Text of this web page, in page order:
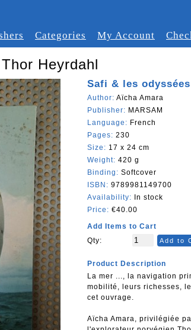
Categories My Account
Heyrdahl
Safi & les
Author: Aïcha Amara
Publisher: MARSAM
Language: French
Pages: 230
Size: 17 x 24 cm
Weight: 420 g
Binding: Softcover
ISBN: 9789981149700
Availability: In stock
Price: €40.00
Add Items to Cart
Qty:
Add to
Product Description
La mer ..., la navigation
mobilité, leurs richesses,
cet ouvrage.
Aïcha Amara, privilégiée